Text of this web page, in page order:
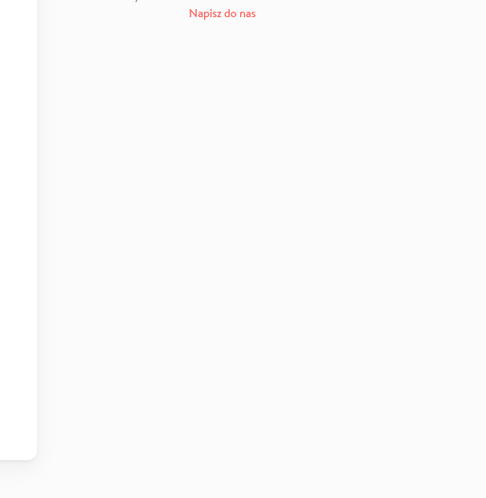
Napisz do nas